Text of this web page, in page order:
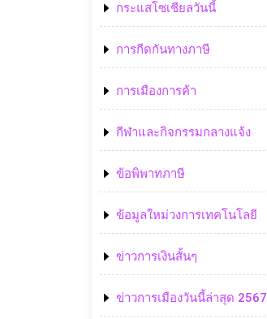
กระแสโซเชียลวันนี้
การกีดกันทางภาษี
การเมืองการค้า
กีฬาและกิจกรรมกลางแจ้ง
ข้อพิพาทภาษี
ข้อมูลใหม่วงการเทคโนโลยี
ข่าวการเงินสั้นๆ
ข่าวการเมืองวันนี้ล่าสุด 2567